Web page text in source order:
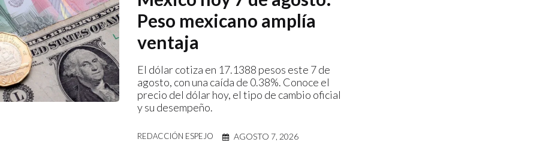
Peso mexicano amplía
ventaja
El dólar cotiza en 17.1388 pesos este 7 de
agosto, con una caída de 0.38%. Conoce el
precio del dólar hoy, el tipo de cambio oficial
y su desempeño.
REDACCIÓN ESPEJO AGOSTO 7, 2026